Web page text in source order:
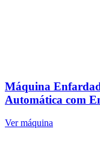
Máquina
Automática com
Ver máquina